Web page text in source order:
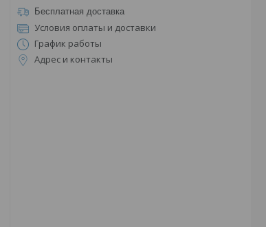
Бесплатная доставка
Условия оплаты и доставки
График работы
Адрес и контакты